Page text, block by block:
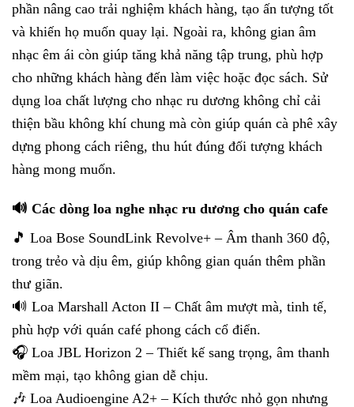
phần nâng cao trải nghiệm khách hàng, tạo ấn tượng tốt
và khiến họ muốn quay lại. Ngoài ra, không gian âm
nhạc êm ái còn giúp tăng khả năng tập trung, phù hợp
cho những khách hàng đến làm việc hoặc đọc sách. Sử
dụng loa chất lượng cho nhạc ru dương không chỉ cải
thiện bầu không khí chung mà còn giúp quán cà phê xây
dựng phong cách riêng, thu hút đúng đối tượng khách
hàng mong muốn.
🔊 Các dòng loa nghe nhạc ru dương cho quán cafe
🎵 Loa Bose SoundLink Revolve+ – Âm thanh 360 độ,
trong trẻo và dịu êm, giúp không gian quán thêm phần
thư giãn.
🔊 Loa Marshall Acton II – Chất âm mượt mà, tinh tế,
phù hợp với quán café phong cách cổ điển.
🎧 Loa JBL Horizon 2 – Thiết kế sang trọng, âm thanh
mềm mại, tạo không gian dễ chịu.
🎶 Loa Audioengine A2+ – Kích thước nhỏ gọn nhưng